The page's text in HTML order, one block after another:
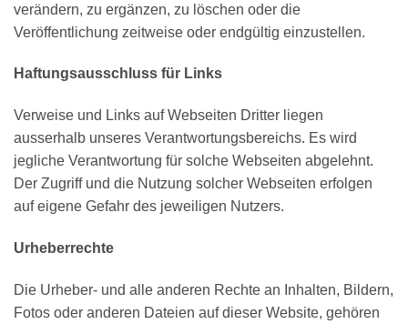
verändern, zu ergänzen, zu löschen oder die
Veröffentlichung zeitweise oder endgültig einzustellen.
Haftungsausschluss für Links
Verweise und Links auf Webseiten Dritter liegen
ausserhalb unseres Verantwortungsbereichs. Es wird
jegliche Verantwortung für solche Webseiten abgelehnt.
Der Zugriff und die Nutzung solcher Webseiten erfolgen
auf eigene Gefahr des jeweiligen Nutzers.
Urheberrechte
Die Urheber- und alle anderen Rechte an Inhalten, Bildern,
Fotos oder anderen Dateien auf dieser Website, gehören